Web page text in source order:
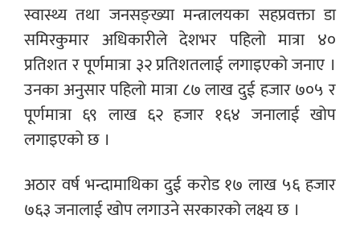
स्वास्थ्य तथा जनसङ्ख्या मन्त्रालयका सहप्रवक्ता डा
समिरकुमार अधिकारीले देशभर पहिलो मात्रा ४०
प्रतिशत र पूर्णमात्रा ३२ प्रतिशतलाई लगाइएको जनाए ।
उनका अनुसार पहिलो मात्रा ८७ लाख दुई हजार ७०५ र
पूर्णमात्रा ६९ लाख ६२ हजार १६४ जनालाई खोप
लगाइएको छ ।
अठार वर्ष भन्दामाथिका दुई करोड १७ लाख ५६ हजार
७६३ जनालाई खोप लगाउने सरकारको लक्ष्य छ ।